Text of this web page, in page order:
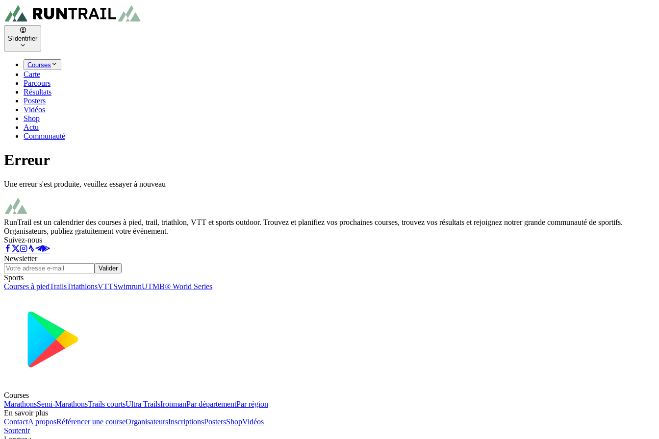
S'identifier
Courses
Carte
Parcours
Résultats
Posters
Vidéos
Shop
Actu
Communauté
Erreur
Une erreur s'est produite, veuillez essayer à nouveau
RunTrail est un calendrier des courses à pied, trail, triathlon, VTT et sports outdoor. Trouvez et planifiez vos prochaines courses, trouvez vos résultats et rejoignez notrer grande communauté de sportifs.
Organisateurs, publiez gratuitement votre évènement.
Suivez-nous
Newsletter
Valider
Sports
Courses à piedTrailsTriathlonsVTTSwimrunUTMB® World Series
Courses
MarathonsSemi-MarathonsTrails courtsUltra TrailsIronmanPar départementPar région
En savoir plus
ContactA proposRéférencer une courseOrganisateursInscriptionsPostersShopVidéos
Soutenir